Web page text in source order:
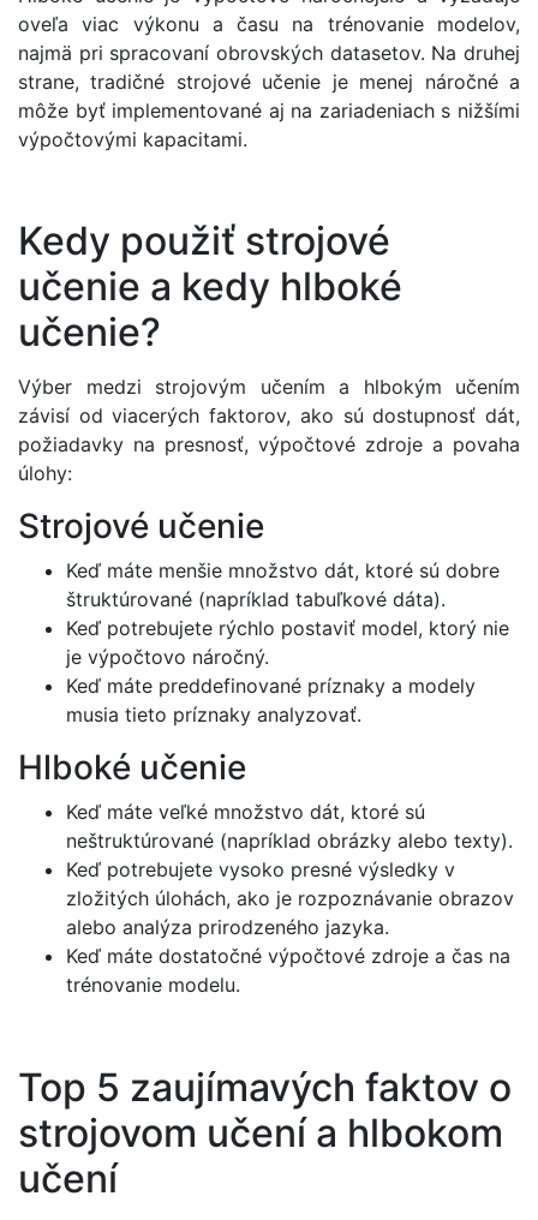
oveľa viac výkonu a času na trénovanie modelov,
najmä pri spracovaní obrovských datasetov. Na druhej
strane, tradičné strojové učenie je menej náročné a
môže byť implementované aj na zariadeniach s nižšími
výpočtovými kapacitami.
Kedy použiť strojové
učenie a kedy hlboké
učenie?
Výber medzi strojovým učením a hlbokým učením
závisí od viacerých faktorov, ako sú dostupnosť dát,
požiadavky na presnosť, výpočtové zdroje a povaha
úlohy:
Strojové učenie
Keď máte menšie množstvo dát, ktoré sú dobre
štruktúrované (napríklad tabuľkové dáta).
Keď potrebujete rýchlo postaviť model, ktorý nie
je výpočtovo náročný.
Keď máte preddefinované príznaky a modely
musia tieto príznaky analyzovať.
Hlboké učenie
Keď máte veľké množstvo dát, ktoré sú
neštruktúrované (napríklad obrázky alebo texty).
Keď potrebujete vysoko presné výsledky v
zložitých úlohách, ako je rozpoznávanie obrazov
alebo analýza prirodzeného jazyka.
Keď máte dostatočné výpočtové zdroje a čas na
trénovanie modelu.
Top 5 zaujímavých faktov o
strojovom učení a hlbokom
učení